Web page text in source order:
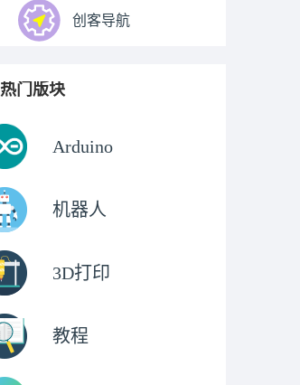
创客导航
热门版块
Arduino
机器人
3D打印
教程